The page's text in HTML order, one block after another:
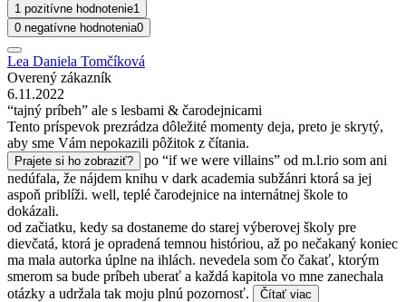
1 pozitívne hodnotenie1
0 negatívne hodnotenia0
Lea Daniela Tomčíková
Overený zákazník
6.11.2022
“tajný príbeh” ale s lesbami & čarodejnicami
Tento príspevok prezrádza dôležité momenty deja, preto je skrytý,
aby sme Vám nepokazili pôžitok z čítania.
Prajete si ho zobraziť?
po “if we were villains” od m.l.rio som ani
nedúfala, že nájdem knihu v dark academia subžánri ktorá sa jej
aspoň priblíži. well, teplé čarodejnice na internátnej škole to
dokázali.
od začiatku, kedy sa dostaneme do starej výberovej školy pre
dievčatá, ktorá je opradená temnou históriou, až po nečakaný koniec
ma mala autorka úplne na ihlách. nevedela som čo čakať, ktorým
smerom sa bude príbeh uberať a každá kapitola vo mne zanechala
otázky a udržala tak moju plnú pozornosť.
Čítať viac